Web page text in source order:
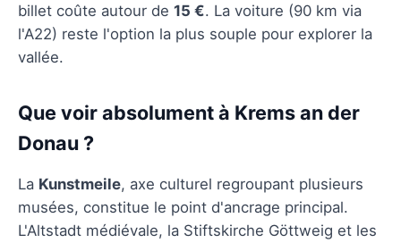
billet coûte autour de 15 €. La voiture (90 km via
l'A22) reste l'option la plus souple pour explorer la
vallée.
Que voir absolument à Krems an der
Donau ?
La Kunstmeile, axe culturel regroupant plusieurs
musées, constitue le point d'ancrage principal.
L'Altstadt médiévale, la Stiftskirche Göttweig et les